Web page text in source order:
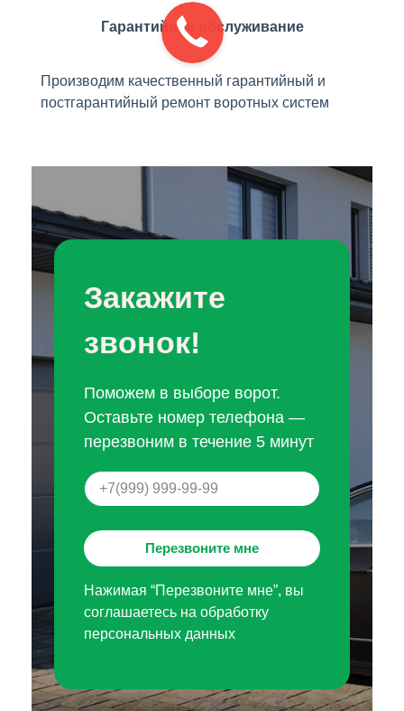
Гарантийное обслуживание
Производим качественный гарантийный и
постгарантийный ремонт воротных систем
Закажите
звонок!
Поможем в выборе ворот.
Оставьте номер телефона —
перезвоним в течение 5 минут
Перезвоните мне
Нажимая “Перезвоните мне”, вы
соглашаетесь на обработку
персональных данных